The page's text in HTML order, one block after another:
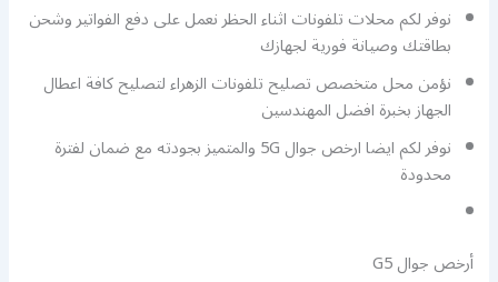
نوفر لكم محلات تلفونات اثناء الحظر نعمل على دفع الفواتير وشحن
بطاقتك وصيانة فورية لجهازك
نؤمن محل متخصص تصليح تلفونات الزهراء لتصليح كافة اعطال
الجهاز بخبرة افضل المهندسين
نوفر لكم ايضا ارخص جوال 5G والمتميز بجودته مع ضمان لفترة
محدودة
أرخص جوال G5